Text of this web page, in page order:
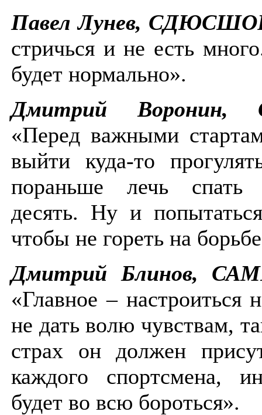
Павел Лунев,
стричься и не есть
будет нормально».
Дмитрий Воронин,
«Перед важными
выйти куда-то
пораньше лечь спать
десять. Ну и
чтобы не гореть на
Дмитрий Блинов,
«Главное – настроиться
не дать волю чувствам,
страх он должен
каждого спортсмена,
будет во всю бороться».